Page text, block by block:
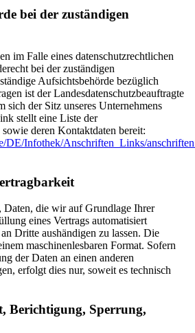
bei der zuständigen
im Falle eines datenschutzrechtlichen
bei der zuständigen
Aufsichtsbehörde bezüglich
ist der Landesdatenschutzbeauftragte
sich der Sitz unseres Unternehmens
stellt eine Liste der
deren Kontaktdaten bereit:
DE/Infothek/Anschriften_Links/
Daten, die wir auf Grundlage Ihrer
eines Vertrags automatisiert
Dritte aushändigen zu lassen. Die
maschinenlesbaren Format. Sofern
der Daten an einen anderen
erfolgt dies nur, soweit es technisch
Berichtigung, Sperrung,